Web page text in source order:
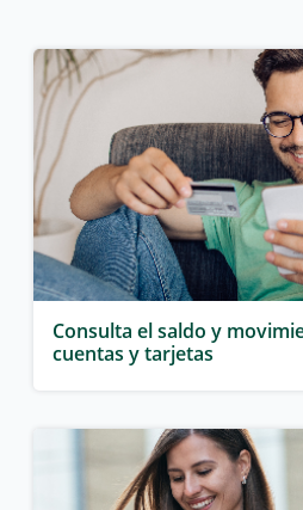
Consulta el saldo y
cuentas y tarjetas